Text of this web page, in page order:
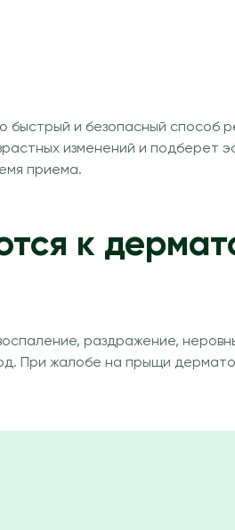
быстрый и безопасный
изменений и подберет
приема.
к
раздражение,
При жалобе на прыщи